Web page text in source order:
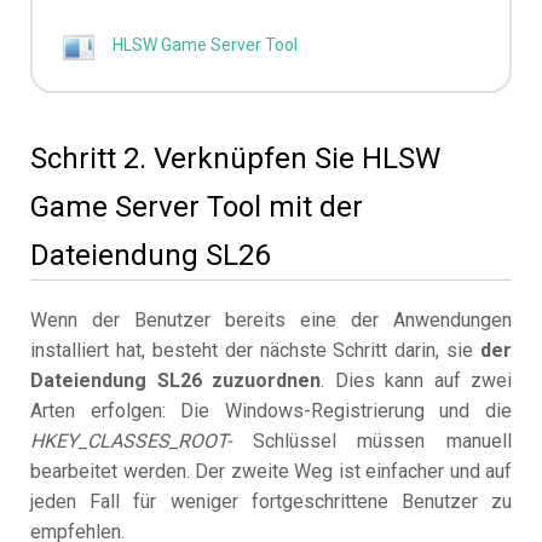
HLSW Game Server Tool
Schritt 2. Verknüpfen Sie HLSW
Game Server Tool mit der
Dateiendung SL26
Wenn der Benutzer bereits eine der Anwendungen
installiert hat, besteht der nächste Schritt darin, sie der
Dateiendung SL26 zuzuordnen. Dies kann auf zwei
Arten erfolgen: Die Windows-Registrierung und die
HKEY_CLASSES_ROOT-Schlüssel müssen manuell
bearbeitet werden. Der zweite Weg ist einfacher und auf
jeden Fall für weniger fortgeschrittene Benutzer zu
empfehlen.